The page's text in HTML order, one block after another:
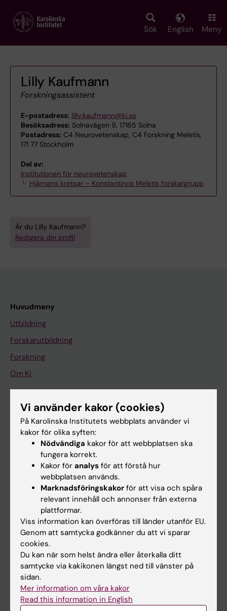
main
Sök English Meny
Lilly Kaufmann
Forskningsassistent
E-postadress: lilly.kaufmann@ki.se
Besöksadress: Solnavägen 9, 17165 Solna
Postadress: C4 Neurovetenskap, C4 Forskning Meletis,
171 77 Stockholm
Del av:
Institutionen för neurovetenskap
Hjärnans kretsar – Konstantinos Meletis forskargrupp
Är du Lilly Kaufmann?
Redigera din profil
Huvudmeny
Utbildning
Forskarutbildning
Forskning
Om KI
På gång
Nyheter
Kalender
Student
Schema
Studentmejlen
Kurs- och programwebbar
Student på KI
Medarbetare
Vi använder kakor (cookies)
På Karolinska Institutets webbplats använder vi
kakor för olika syften:
Nödvändiga kakor för att webbplatsen ska
fungera korrekt.
Kakor för analys för att förstå hur
webbplatsen används.
Marknadsföringskakor för att visa och spåra
relevant innehåll och annonser från externa
plattformar.
Viss information kan överföras till länder utanför EU.
Genom att samtycka godkänner du att vi sparar
cookies.
Du kan när som helst ändra eller återkalla ditt
samtycke via kakikonen längst ned till vänster på
sidan.
Mer information om våra kakor
Read this information in English